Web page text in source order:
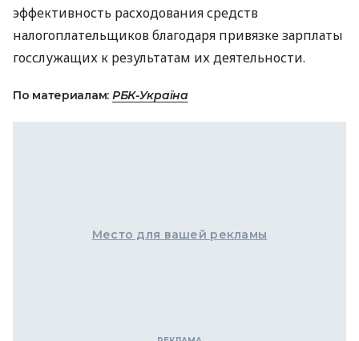
эффективность расходования средств
налогоплательщиков благодаря привязке зарплаты
госслужащих к результатам их деятельности.
По материалам: РБК-Україна
Место для вашей рекламы